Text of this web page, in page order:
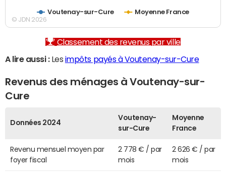
Voutenay-sur-Cure Moyenne France
© JDN 2026
Classement des revenus par ville
A lire aussi :Les impôts payés à Voutenay-sur-Cure
Revenus des ménages à Voutenay-sur-
Cure
Données 2024
Voutenay-
sur-Cure
Moyenne
France
Revenu mensuel moyen par
foyer fiscal
2 778 € / par
mois
2 626 € / par
mois